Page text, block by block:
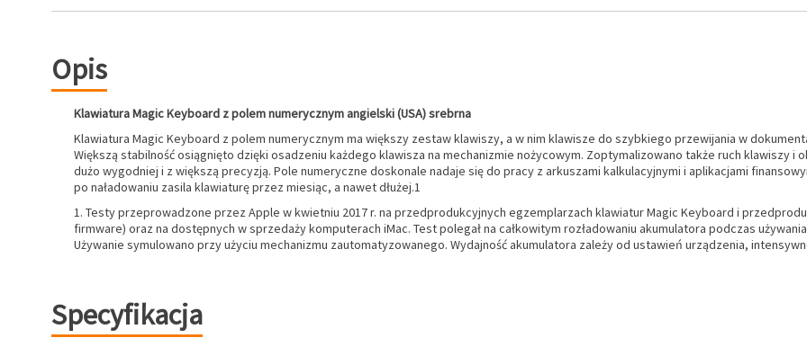
Opis
Klawiatura Magic Keyboard z polem numerycznym angielski (USA) srebrna
Klawiatura Magic Keyboard z polem numerycznym ma większy zestaw klawiszy, a w nim klawisze do szybkiego przewijania w
Większą stabilność osiągnięto dzięki osadzeniu każdego klawisza na mechanizmie nożycowym. Zoptymalizowano także ruch klawiszy
dużo wygodniej i z większą precyzją. Pole numeryczne doskonale nadaje się do pracy z arkuszami kalkulacyjnymi i aplikacjami
po naładowaniu zasila klawiaturę przez miesiąc, a nawet dłużej.1
1. Testy przeprowadzone przez Apple w kwietniu 2017 r. na przedprodukcyjnych egzemplarzach klawiatur Magic Keyboard i
firmware) oraz na dostępnych w sprzedaży komputerach iMac. Test polegał na całkowitym rozładowaniu akumulatora podczas
Używanie symulowano przy użyciu mechanizmu zautomatyzowanego. Wydajność akumulatora zależy od ustawień urządzenia,
Specyfikacja